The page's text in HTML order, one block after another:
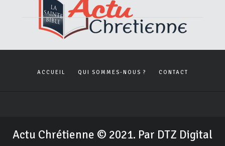
ACCUEIL QUI SOMMES-NOUS ? CONTACT
Actu Chrétienne © 2021. Par DTZ Digital